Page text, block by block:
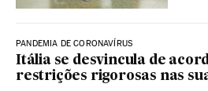
PANDEMIA DE CORONAVÍRUS
Itália se desvincula de
restrições rigorosas nas